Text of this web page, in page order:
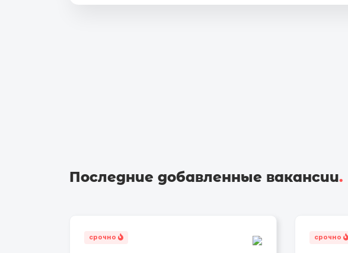
Последние добавленные вакансии.
срочно срочно